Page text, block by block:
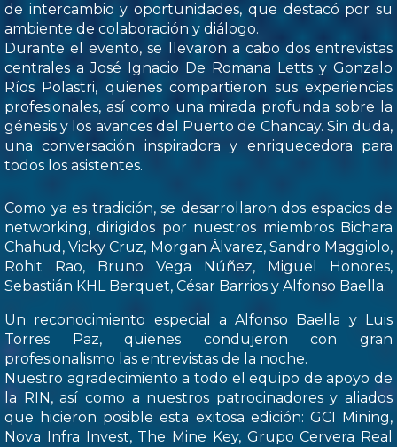
de intercambio y oportunidades, que destacó por su
ambiente de colaboración y diálogo.
Durante el evento, se llevaron a cabo dos entrevistas
centrales a José Ignacio De Romana Letts y Gonzalo
Ríos Polastri, quienes compartieron sus experiencias
profesionales, así como una mirada profunda sobre la
génesis y los avances del Puerto de Chancay. Sin duda,
una conversación inspiradora y enriquecedora para
todos los asistentes.
Como ya es tradición, se desarrollaron dos espacios de
networking, dirigidos por nuestros miembros Bichara
Chahud, Vicky Cruz, Morgan Álvarez, Sandro Maggiolo,
Rohit Rao, Bruno Vega Núñez, Miguel Honores,
Sebastián KHL Berquet, César Barrios y Alfonso Baella.
Un reconocimiento especial a Alfonso Baella y Luis
Torres Paz, quienes condujeron con gran
profesionalismo las entrevistas de la noche.
Nuestro agradecimiento a todo el equipo de apoyo de
la RIN, así como a nuestros patrocinadores y aliados
que hicieron posible esta exitosa edición: GCI Mining,
Nova Infra Invest, The Mine Key, Grupo Cervera Real